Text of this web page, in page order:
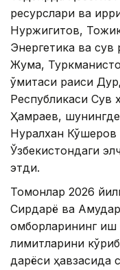
ресурслари ва
Нуржигитов,
Энергетика ва сув
Жума,
қўмитаси раиси
Республикаси Сув
Ҳамраев,
Нуралхан Кўшеров
Ўзбекистондаги
этди.
Томонлар 2026
Сирдарё ва
омборларининг иш
лимитларини
дарёси ҳавзасида